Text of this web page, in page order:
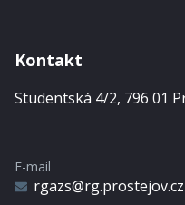
Kontakt
Studentská 4/2, 796 01
E-mail
rgazs@rg.prostejov.cz